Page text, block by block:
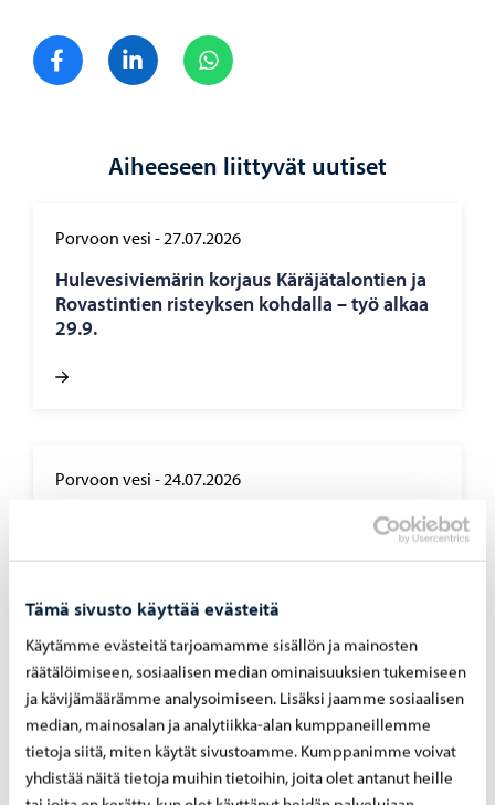
Tämä sivusto käyttää evästeitä
Käytämme evästeitä tarjoamamme sisällön ja mainosten
räätälöimiseen, sosiaalisen median ominaisuuksien tukemiseen
ja kävijämäärämme analysoimiseen. Lisäksi jaamme sosiaalisen
median, mainosalan ja analytiikka-alan kumppaneillemme
tietoja siitä, miten käytät sivustoamme. Kumppanimme voivat
yhdistää näitä tietoja muihin tietoihin, joita olet antanut heille
Jaa FacebookJaa LinkedIn
Aiheeseen liittyvät uutiset
Porvoon vesi -27.07.2026
Hu­le­ve­si­vie­mä­rin kor­jaus Kä­rä­jä­ta­lon­tien ja
Ro­vas­tin­tien ris­teyk­sen koh­dal­la – työ alkaa
29.9.
Porvoon vesi -24.07.2026
Por­voon vesi pois­taa sää­tö­ase­man Gam­mel­
Porvoon vesi- 07.07.2026
Rank­ka­sa­teet ovat ai­heut­ta­neet yli­vuo­to­ja
pump­paa­moil­la 4. – 5.7.2026